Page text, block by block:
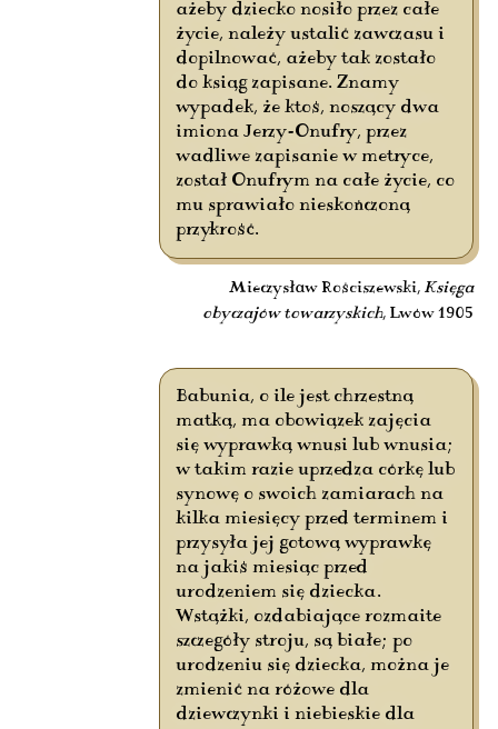
ażeby dziecko nosiło przez całe
życie, należy ustalić zawczasu i
dopilnować, ażeby tak zostało
do ksiąg zapisane. Znamy
wypadek, że ktoś, noszący dwa
imiona Jerzy-Onufry, przez
wadliwe zapisanie w metryce,
został Onufrym na całe życie, co
mu sprawiało nieskończoną
przykrość.
Mieczysław Rościszewski, Księga
obyczajów towarzyskich, Lwów 1905
Babunia, o ile jest chrzestną
matką, ma obowiązek zajęcia
się wyprawką wnusi lub wnusia;
w takim razie uprzedza córkę lub
synowę o swoich zamiarach na
kilka miesięcy przed terminem i
przysyła jej gotową wyprawkę
na jakiś miesiąc przed
urodzeniem się dziecka.
Wstążki, ozdabiające rozmaite
szczegóły stroju, są białe; po
urodzeniu się dziecka, można je
zmienić na różowe dla
dziewczynki i niebieskie dla